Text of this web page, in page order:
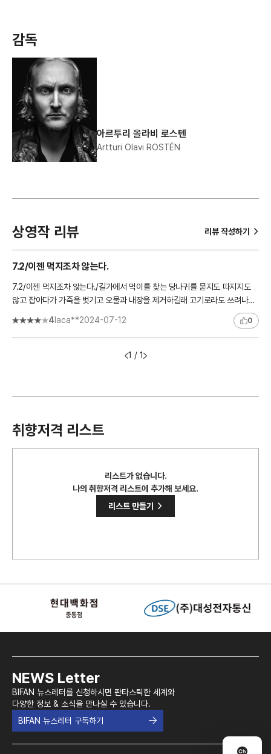
감독
아르투리 올라비 로스텐
Artturi Olavi ROSTÉN
상영작 리뷰 리뷰 작성하기 >
7.2/이젠 먹지조차 않는다.
7.2/이젠 먹지조차 않는다./길가에서 먹이를 찾는 당나귀를 묻지도 따지지도
않고 잡아다가 가죽을 벗기고 오물과 내장을 제거하길래 고기로라도 쓰려나보
4 laca**2024-07-12 0
1 / 1
취향저격 리스트
리스트가 없습니다.
나의 취향저격 리스트에 추가해 보세요.
리스트 만들기
>
NEWS Letter
BIFAN 뉴스레터를 신청하시면 판타스틱한 세계와
다양한 정보 & 소식을 만나실 수 있습니다.
BIFAN 뉴스레터 구독하기